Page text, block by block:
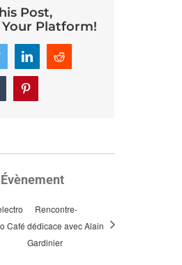
Post,
Your Platform!
TwitterLinkedInReddit
Tumblr
Café
Rencontre-
dédicace avec Alain
Gardinier